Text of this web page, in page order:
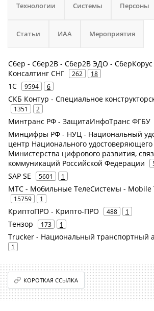
Технологии Системы Персоны
Статьи ИАА Мероприятия
Сбер - Сбер2В - Cбер2B ЭДО - СберКорус
Консалтинг СНГ
262 18
1С 9594 6
СКБ Контур - Специальное
1351 2
Минтранс РФ - ЗащитаИнфоТранс ФГБУ
Минцифры РФ - НУЦ - Национальный
центр Национального
Министерства цифрового развития,
коммуникаций Российской Федерации
SAP SE 5601 1
МТС - Мобильные ТелеСистемы - Mobile
15759 1
КриптоПРО - Крипто-ПРО 488 1
Тензор 173 1
Trucker - Национальный транспортный
1
КОРОТКАЯ ССЫЛКА